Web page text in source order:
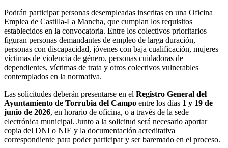
Podrán participar personas desempleadas inscritas en una Oficina
Emplea de Castilla-La Mancha, que cumplan los requisitos
establecidos en la convocatoria. Entre los colectivos prioritarios
figuran personas demandantes de empleo de larga duración,
personas con discapacidad, jóvenes con baja cualificación, mujeres
víctimas de violencia de género, personas cuidadoras de
dependientes, víctimas de trata y otros colectivos vulnerables
contemplados en la normativa.
Las solicitudes deberán presentarse en el Registro General del
Ayuntamiento de Torrubia del Campo entre los días 1 y 19 de
junio de 2026, en horario de oficina, o a través de la sede
electrónica municipal. Junto a la solicitud será necesario aportar
copia del DNI o NIE y la documentación acreditativa
correspondiente para poder participar y ser baremado en el proceso.